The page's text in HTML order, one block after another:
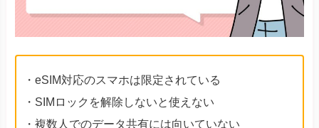
・eSIM対応のスマホは限定されている
・SIMロックを解除しないと使えない
・複数人でのデータ共有には向いていない